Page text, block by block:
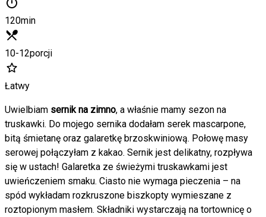
120min
10-12porcji
Łatwy
Uwielbiam sernik na zimno, a właśnie mamy sezon na
truskawki. Do mojego sernika dodałam serek mascarpone,
bitą śmietanę oraz galaretkę brzoskwiniową. Połowę masy
serowej połączyłam z kakao. Sernik jest delikatny, rozpływa
się w ustach! Galaretka ze świeżymi truskawkami jest
uwieńczeniem smaku. Ciasto nie wymaga pieczenia – na
spód wykładam rozkruszone biszkopty wymieszane z
roztopionym masłem. Składniki wystarczają na tortownicę o